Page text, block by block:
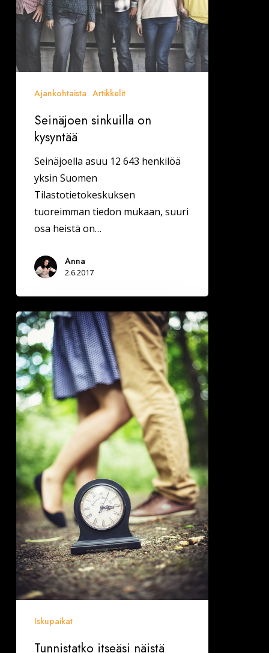
on
kysyntää
Ajankohtaista Artikkelit
Seinäjoen sinkuilla on
kysyntää
Seinäjoella asuu 12 643 henkilöä
yksin Suomen
Tilastotietokeskuksen
tuoreimman tiedon mukaan, suuri
osa heistä on…
Anna
2.6.2017
Tunnistatko
itseäsi
näistä
ihannekumppanin
toiveista?
Iskupaikat
Tunnistatko itseäsi näistä